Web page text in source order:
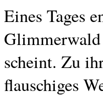
Eines Tages
Glimmerwald
scheint. Zu
flauschiges